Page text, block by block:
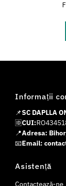
Informații
📌SC DAPLLA
🆔CUI:
📍Adresa:
📧Email:
Asistență
Contactează-ne